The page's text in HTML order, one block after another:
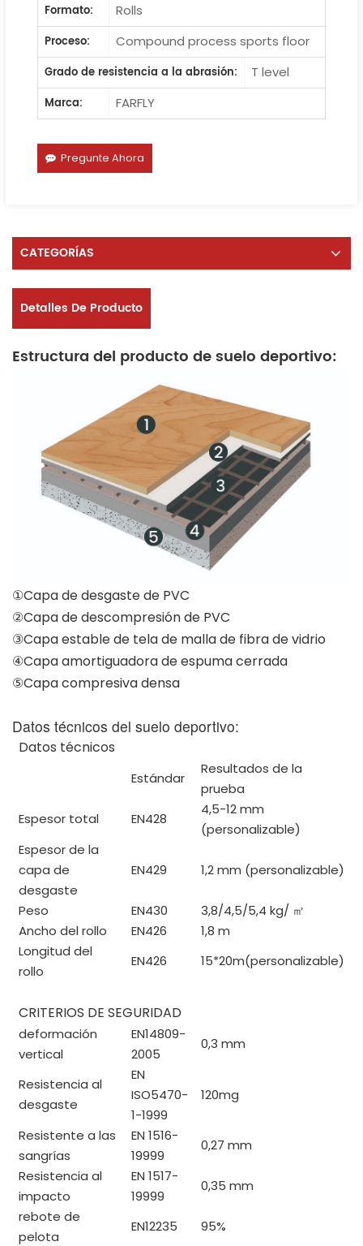
Formato:
Rolls
Proceso:
Compound process sports floor
Grado de resistencia a la abrasión:
T level
Marca:
FARFLY
Pregunte Ahora
CATEGORÍAS
Detalles De Producto
Estructura del producto de suelo deportivo:
①Capa de desgaste de PVC
②Capa de descompresión de PVC
③Capa estable de tela de malla de fibra de vidrio
④Capa amortiguadora de espuma cerrada
⑤Capa compresiva densa
Datos técnicos del suelo deportivo:
Datos técnicos
Estándar
Resultados de la
prueba
Espesor total
EN428
4,5-12 mm
(personalizable)
Espesor de la
capa de
desgaste
EN429 1,2 mm (personalizable)
Peso EN430 3,8/4,5/5,4 kg/ ㎡
Ancho del rollo
EN426
1,8 m
Longitud del
rollo
EN426 15*20m(personalizable)
CRITERIOS DE SEGURIDAD
deformación
vertical
EN14809-
2005
0,3 mm
Resistencia al
desgaste
EN
ISO5470-
1-1999
120mg
Resistente a las
sangrías
EN 1516-
19999
0,27 mm
Resistencia al
impacto
EN 1517-
19999
0,35 mm
rebote de
pelota
EN12235 95%